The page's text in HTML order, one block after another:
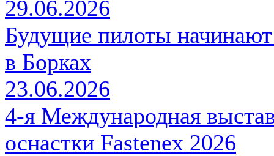
29.06.2026
Будущие пилоты
в Борках
23.06.2026
4-я Международная
оснастки Fastenex 2026